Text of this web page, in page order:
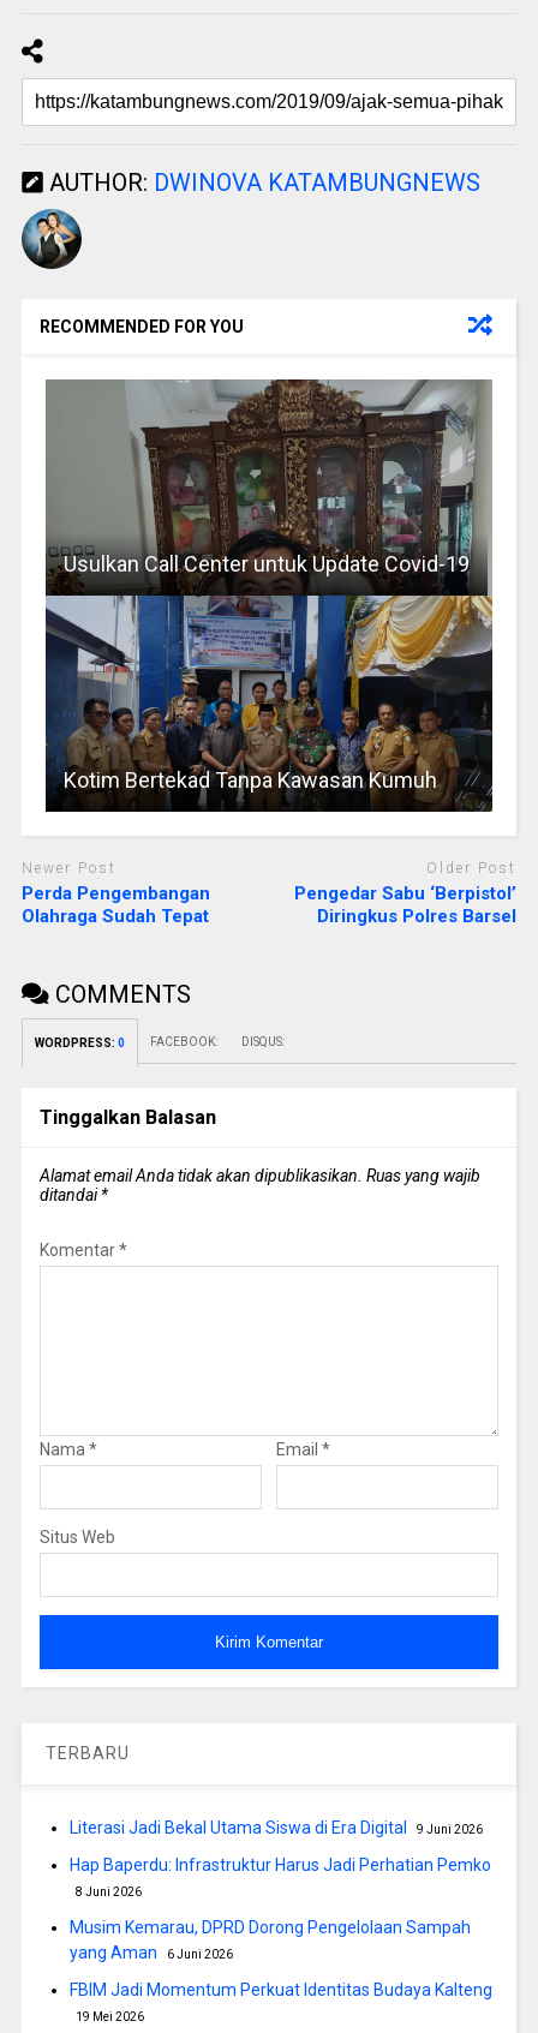
AUTHOR: DWINOVA KATAMBUNGNEWS
RECOMMENDED FOR YOU
Usulkan Call Center untuk Update Covid-19
Kotim Bertekad Tanpa Kawasan Kumuh
Newer Post
Perda Pengembangan
Olahraga Sudah Tepat
Older Post
Pengedar Sabu ‘Berpistol’
Diringkus Polres Barsel
COMMENTS
WORDPRESS: 0 FACEBOOK: DISQUS:
Tinggalkan Balasan
Alamat email Anda tidak akan dipublikasikan. Ruas yang wajib
ditandai*
Komentar*
Nama * Email *
Situs Web
TERBARU
Literasi Jadi Bekal Utama Siswa di Era Digital 9 Juni 2026
Hap Baperdu: Infrastruktur Harus Jadi Perhatian Pemko
8 Juni 2026
Musim Kemarau, DPRD Dorong Pengelolaan Sampah
yang Aman
6 Juni 2026
FBIM Jadi Momentum Perkuat Identitas Budaya Kalteng
19 Mei 2026